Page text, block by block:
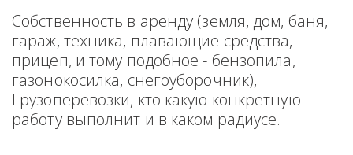
Собственность в аренду (земля, дом, баня,
гараж, техника, плавающие средства,
прицеп, и тому подобное - бензопила,
газонокосилка, снегоуборочник),
Грузоперевозки, кто какую конкретную
работу выполнит и в каком радиусе.